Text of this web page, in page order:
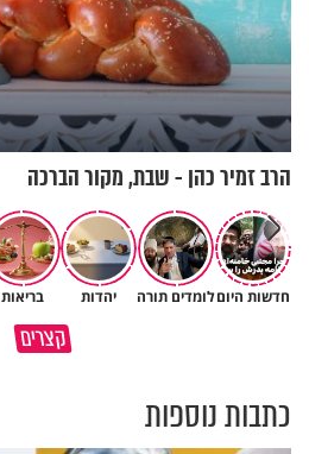
הרב זמיר כהן - שבת, מקור הברכה
חדשות היוםלומדים תורה יהדות בריאות
קצרים
נפלאות הבריאה | הפיל - מלך
כתבות נוספות